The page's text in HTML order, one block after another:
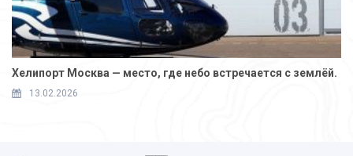
Хелипорт Москва — место, где небо встречается с землёй.
13.02.2026